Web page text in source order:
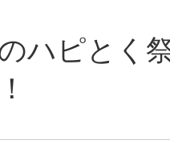
ハピとく